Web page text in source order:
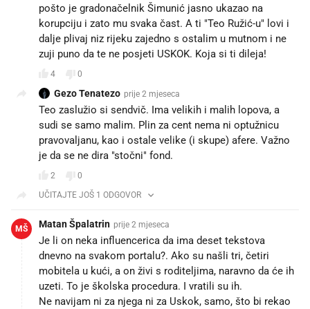
pošto je gradonačelnik Šimunić jasno ukazao na
korupciju i zato mu svaka čast. A ti "Teo Ružić-u" lovi i
dalje plivaj niz rijeku zajedno s ostalim u mutnom i ne
zuji puno da te ne posjeti USKOK. Koja si ti dileja!
4 0
Gezo Tenatezo prije 2 mjeseca
Teo zaslužio si sendvič. Ima velikih i malih lopova, a
sudi se samo malim. Plin za cent nema ni optužnicu
pravovaljanu, kao i ostale velike (i skupe) afere. Važno
je da se ne dira "stočni" fond.
2
0
UČITAJTE JOŠ 1 ODGOVOR
MŠ Matan Špalatrin prije 2 mjeseca
Je li on neka influencerica da ima deset tekstova
dnevno na svakom portalu?. Ako su našli tri, četiri
mobitela u kući, a on živi s roditeljima, naravno da će ih
uzeti. To je školska procedura. I vratili su ih.
Ne navijam ni za njega ni za Uskok, samo, što bi rekao